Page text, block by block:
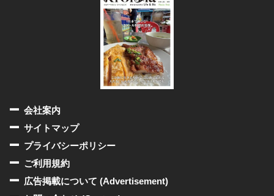
会社案内
サイトマップ
プライバシーポリシー
ご利用規約
広告掲載について (Advertisement)